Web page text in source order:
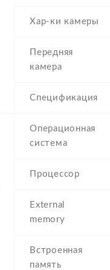
Хар-ки камеры
Передняя
камера
Спецификация
Операционная
система
Процессор
External
memory
Встроенная
память